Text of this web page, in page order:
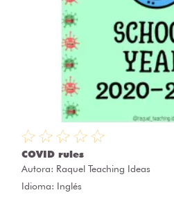
COVID rules
Autora: Raquel Teaching Ideas
Idioma: Inglés